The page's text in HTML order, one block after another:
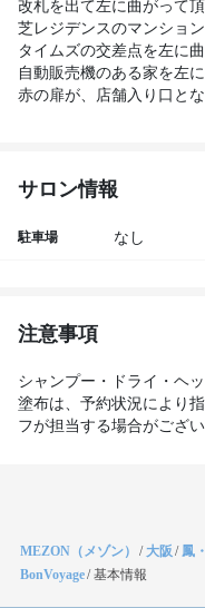
改札を出て左に曲がって
芝レジデンスのマンショ
タイムズの交差点を左に曲
自動販売機のある家を左
赤の扉が、店舗入り口とな
サロン情報
駐車場 なし
注意事項
シャンプー・ドライ・ヘ
塗布は、予約状況により
フが担当する場合がござい
MEZON（メゾン） /大阪 /鳳
BonVoyage/基本情報